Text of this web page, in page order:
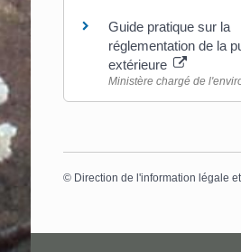
Guide pratique sur la
réglementation de la
extérieure
Ministère chargé de
© Direction de l'information légale